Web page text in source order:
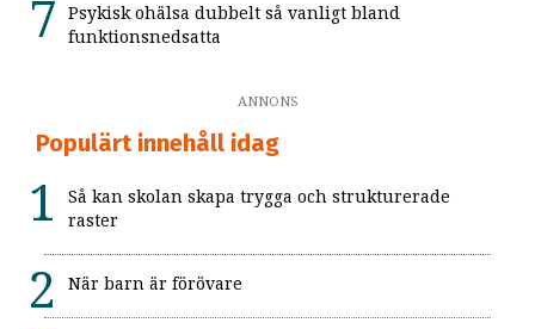
Psykisk ohälsa dubbelt så vanligt bland
funktionsnedsatta
ANNONS
Populärt innehåll idag
Så kan skolan skapa trygga och strukturerade
raster
När barn är förövare